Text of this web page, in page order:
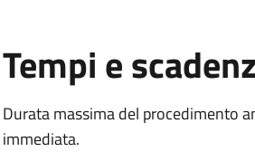
Tempi e
Durata massima del procedimento
immediata.